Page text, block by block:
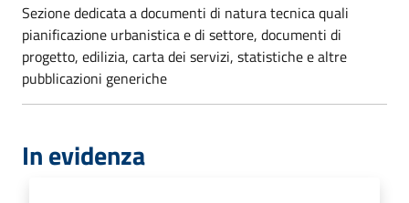
Sezione dedicata a documenti di natura tecnica quali
pianificazione urbanistica e di settore, documenti di
progetto, edilizia, carta dei servizi, statistiche e altre
pubblicazioni generiche
In evidenza